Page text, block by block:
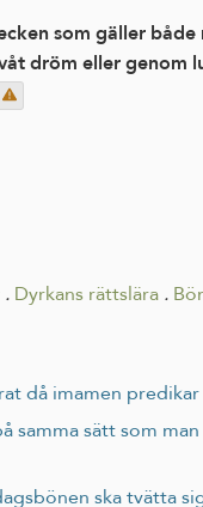
som gäller
dröm eller
.Dyrkans rättslära.
då imamen
samma sätt som
ska tvätta